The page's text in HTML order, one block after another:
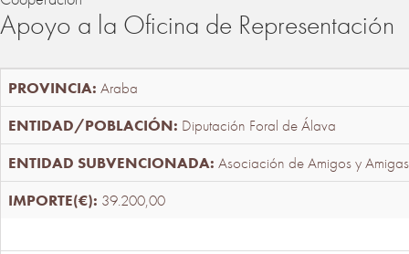
Apoyo a la Oficina de Representación
Araba
Diputación Foral de Álava
Asociación de Amigos y
39.200,00